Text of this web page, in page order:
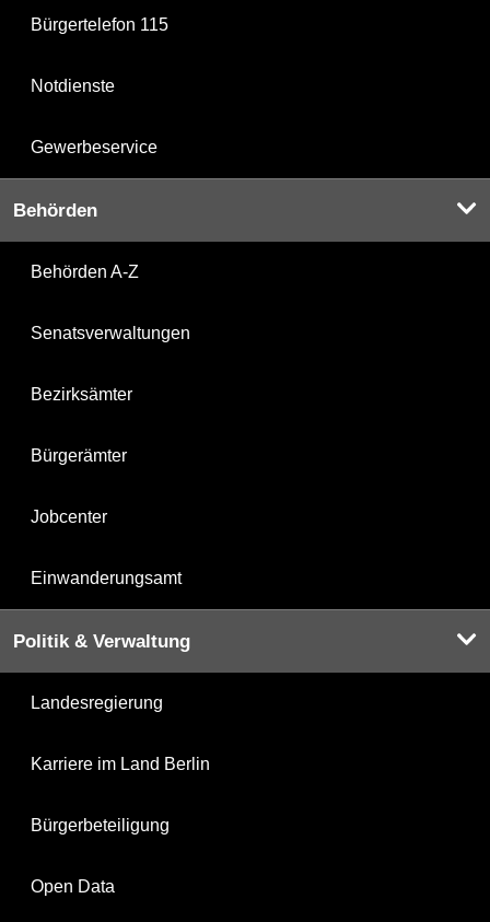
Bürgertelefon 115
Notdienste
Gewerbeservice
Behörden
Behörden A-Z
Senatsverwaltungen
Bezirksämter
Bürgerämter
Jobcenter
Einwanderungsamt
Politik & Verwaltung
Landesregierung
Karriere im Land Berlin
Bürgerbeteiligung
Open Data